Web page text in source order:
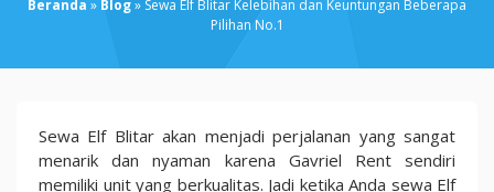
Beranda » Blog» Sewa Elf Blitar Kelebihan dan Keuntungan Beberapa
Pilihan No.1
Sewa
Elf
Blitar
Sewa Elf Blitar akan menjadi perjalanan yang sangat
menarik dan nyaman karena Gavriel Rent sendiri
memiliki unit yang berkualitas. Jadi ketika Anda sewa Elf